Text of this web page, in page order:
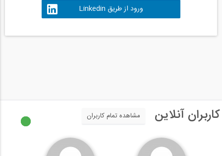
ورود از طریق Linkedin
کاربران آنلاین مشاهده تمام کاربران